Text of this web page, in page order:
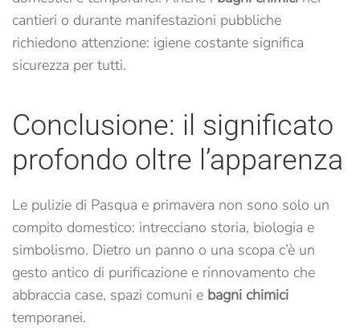
cantieri o durante manifestazioni pubbliche
richiedono attenzione: igiene costante significa
sicurezza per tutti.
Conclusione: il significato
profondo oltre l’apparenza
Le pulizie di Pasqua e primavera non sono solo un
compito domestico: intrecciano storia, biologia e
simbolismo. Dietro un panno o una scopa c’è un
gesto antico di purificazione e rinnovamento che
abbraccia case, spazi comuni e bagni chimici
temporanei.